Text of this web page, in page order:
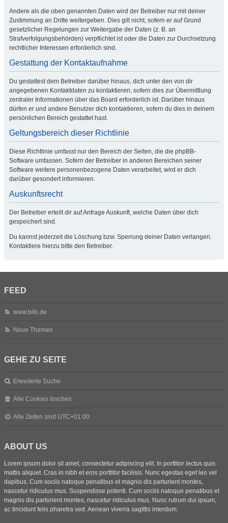
Andere als die oben genannten Daten wird der Betreiber nur mit deiner
Zustimmung an Dritte weitergeben. Dies gilt nicht, sofern er auf Grund
gesetzlicher Regelungen zur Weitergabe der Daten (z. B. an
Strafverfolgungsbehörden) verpflichtet ist oder die Daten zur Durchsetzung
rechtlicher Interessen erforderlich sind.
Gestattung der Kontaktaufnahme
Du gestattest dem Betreiber darüber hinaus, dich unter den von dir
angegebenen Kontaktdaten zu kontaktieren, sofern dies zur Übermittlung
zentraler Informationen über das Board erforderlich ist. Darüber hinaus
dürfen er und andere Benutzer dich kontaktieren, sofern du dies in deinem
persönlichen Bereich gestattet hast.
Geltungsbereich dieser Richtlinie
Diese Richtlinie umfasst nur den Bereich der Seiten, die die phpBB-
Software umfassen. Sofern der Betreiber in anderen Bereichen seiner
Software weitere personenbezogene Daten verarbeitet, wird er dich
darüber gesondert informieren.
Auskunftsrecht
Der Betreiber erteilt dir auf Anfrage Auskunft, welche Daten über dich
gespeichert sind.
Du kannst jederzeit die Löschung bzw. Sperrung deiner Daten verlangen.
Kontaktiere hierzu bitte den Betreiber.
FEED
www.bifo.de
Neue Themen
GEHE ZU SEITE
Erweiterte Suche
Alle Cookies löschen
Alle Zeiten sind UTC+01:00
ABOUT US
Lorem ipsum dolor sit amet, consectetur adipiscing elit. In porttitor lectus quis
mattis aliquet. Cras in nibh et eros porttitor facilisis. Nunc egestas eget leo vel
dapibus. Cum sociis natoque penatibus et magnis dis parturient montes,
nascetur ridiculus mus. Suspendisse potenti. Cum sociis natoque penatibus et
magnis dis parturient montes, nascetur ridiculus mus. Nunc rutrum dui ipsum,
ac tincidunt felis pharetra sed. Aenean viverra sagittis interdum.